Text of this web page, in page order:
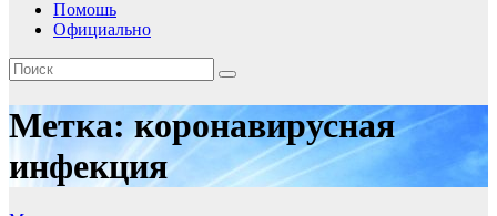
Помошь
Официально
Метка:коронавирусная
инфекция